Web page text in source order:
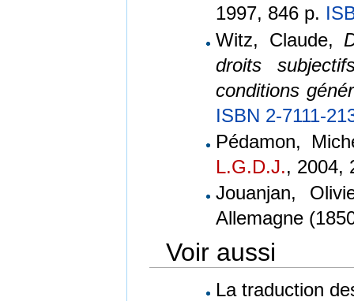
1997, 846 p.
Witz, Claude,
droits
conditions
ISBN 2-7111-
Pédamon,
L.G.D.J., 2004,
Jouanjan,
Allemagne
Voir aussi
La traduction